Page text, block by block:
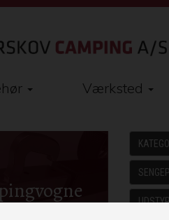
Værksted